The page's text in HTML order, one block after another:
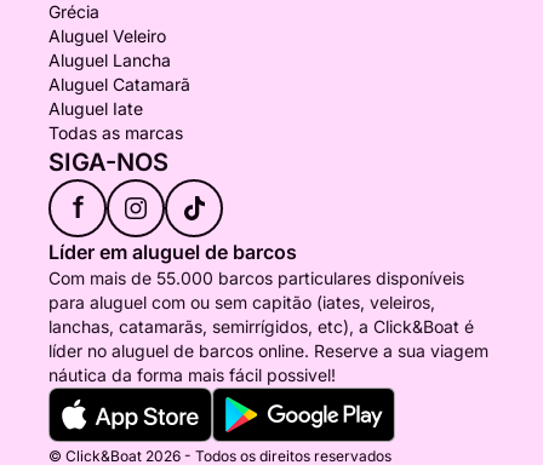
Grécia
Aluguel Veleiro
Aluguel Lancha
Aluguel Catamarã
Aluguel Iate
Todas as marcas
SIGA-NOS
f
Líder em aluguel de barcos
Com mais de 55.000 barcos particulares disponíveis
para aluguel com ou sem capitão (iates, veleiros,
lanchas, catamarãs, semirrígidos, etc), a Click&Boat é
líder no aluguel de barcos online. Reserve a sua viagem
náutica da forma mais fácil possivel!
© Click&Boat 2026 - Todos os direitos reservados